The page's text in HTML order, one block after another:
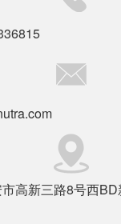
高新三路8号西